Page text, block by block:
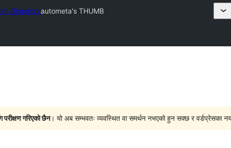
Directoryautometa's THUMB
गरिएको छैन। यो अब सम्भवतः व्यवस्थित वा समर्थन नभएको हुन सक्छ र वर्डप्रेसका